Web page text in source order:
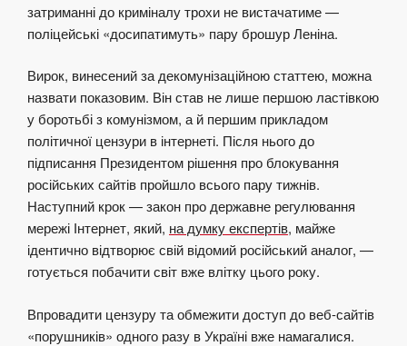
затриманні до криміналу трохи не вистачатиме —
поліцейські «досипатимуть» пару брошур Леніна.
Вирок, винесений за декомунізаційною статтею, можна
назвати показовим. Він став не лише першою ластівкою
у боротьбі з комунізмом, а й першим прикладом
політичної цензури в інтернеті. Після нього до
підписання Президентом рішення про блокування
російських сайтів пройшло всього пару тижнів.
Наступний крок — закон про державне регулювання
мережі Інтернет, який, на думку експертів, майже
ідентично відтворює свій відомий російський аналог, —
готується побачити світ вже влітку цього року.
Впровадити цензуру та обмежити доступ до веб-сайтів
«порушників» одного разу в Україні вже намагалися.